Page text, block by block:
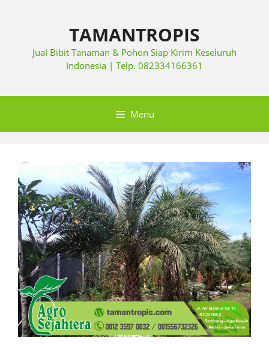
TAMANTROPIS
Jual Bibit Tanaman & Pohon Siap Kirim Keseluruh
Indonesia | Telp. 082334166361
Menu